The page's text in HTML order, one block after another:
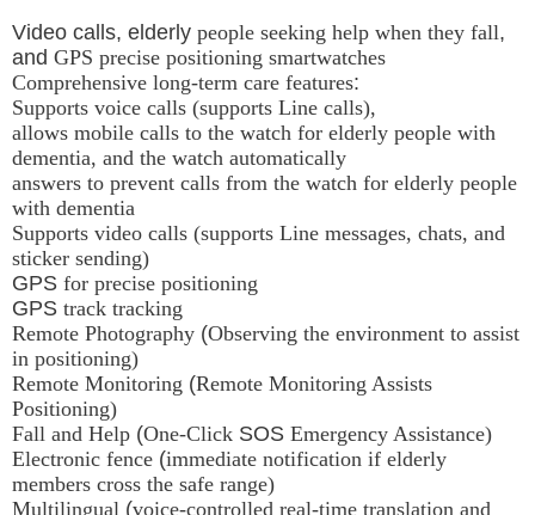
Video calls, elderly people seeking help when they fall,
and GPS precise positioning smartwatches
Comprehensive long-term care features:
Supports voice calls (supports Line calls),
allows mobile calls to the watch for elderly people with
dementia, and the watch automatically
answers to prevent calls from the watch for elderly people
with dementia
Supports video calls (supports Line messages, chats, and
sticker sending)
GPS for precise positioning
GPS track tracking
Remote Photography (Observing the environment to assist
in positioning)
Remote Monitoring (Remote Monitoring Assists
Positioning)
Fall and Help (One-Click SOS Emergency Assistance)
Electronic fence (immediate notification if elderly
members cross the safe range)
Multilingual (voice-controlled real-time translation and